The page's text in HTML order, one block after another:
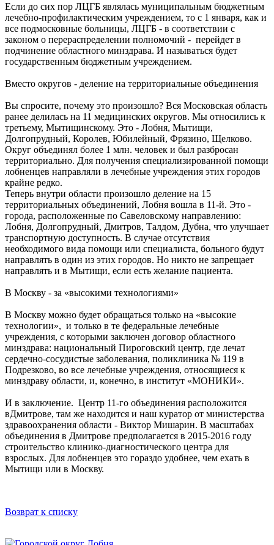
Если до сих пор ЛЦГБ являлась муниципальным бюджетным
лечебно-профилактическим учреждением, то с 1 января, как и
все подмосковные больницы, ЛЦГБ - в соответствии с
законом о перераспределении полномочий - перейдет в
подчинение областного минздрава. И называться будет
государственным бюджетным учреждением.
Вместо округов - деление на территориальные объединения
Вы спросите, почему это произошло? Вся Московская область
ранее делилась на 11 медицинских округов. Мы относились к
третьему, Мытищинскому. Это - Лобня, Мытищи,
Долгопрудный, Королев, Юбилейный, Фрязино, Щелково.
Округ объединял более 1 млн. человек и был разбросан
территориально. Для получения специализированной помощи
лобненцев направляли в лечебные учреждения этих городов
крайне редко.
Теперь внутри области произошло деление на 15
территориальных объединений, Лобня вошла в 11-й. Это -
города, расположенные по Савеловскому направлению:
Лобня, Долгопрудный, Дмитров, Талдом, Дубна, что улучшает
транспортную доступность. В случае отсутствия
необходимого вида помощи или специалиста, больного будут
направлять в один из этих городов. Но никто не запрещает
направлять и в Мытищи, если есть желание пациента.
В Москву - за «высокими технологиями»
В Москву можно будет обращаться только на «высокие
технологии», и только в те федеральные лечебные
учреждения, с которыми заключен договор областного
минздрава: национальный Пироговский центр, где лечат
сердечно-сосудистые заболевания, поликлиника № 119 в
Подрезково, во все лечебные учреждения, относящиеся к
минздраву области, и, конечно, в институт «МОНИКИ».
И в заключение. Центр 11-го объединения расположится
вДмитрове, там же находится и наш куратор от министерства
здравоохранения области - Виктор Мишарин. В масштабах
объединения в Дмитрове предполагается в 2015-2016 году
строительство клинико-диагностического центра для
взрослых. Для лобненцев это гораздо удобнее, чем ехать в
Мытищи или в Москву.
Возврат к списку